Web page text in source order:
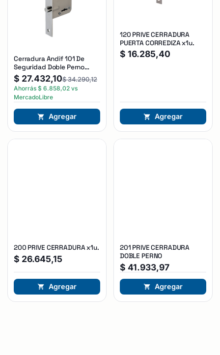
Cerradura Andif 101 De
Seguridad Doble Perno
Reforzada Plateado
$ 27.432,10$34.290,12
Ahorrás $ 6.858,02 vs
MercadoLibre
Agregar
120 PRIVE CERRADURA
PUERTA CORREDIZA x1u.
$ 16.285,40
Agregar
200 PRIVE CERRADURA x1u.
$ 26.645,15
Agregar
201 PRIVE CERRADURA
DOBLE PERNO
$ 41.933,97
Agregar